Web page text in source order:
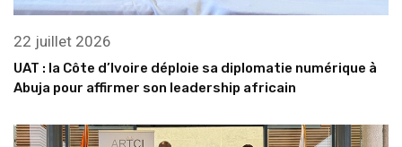
22 juillet 2026
UAT : la Côte d’Ivoire déploie sa diplomatie numérique à
Abuja pour affirmer son leadership africain